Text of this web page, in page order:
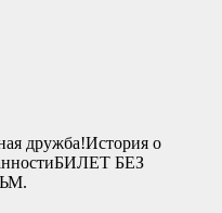
дружба!История о
БЕЗ